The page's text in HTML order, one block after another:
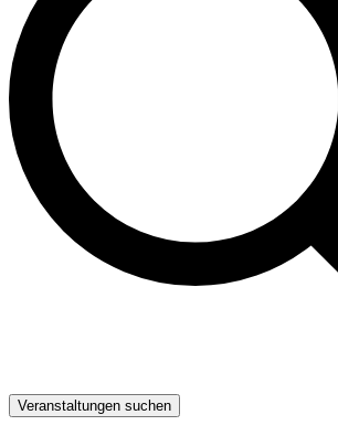
Veranstaltungen suchen